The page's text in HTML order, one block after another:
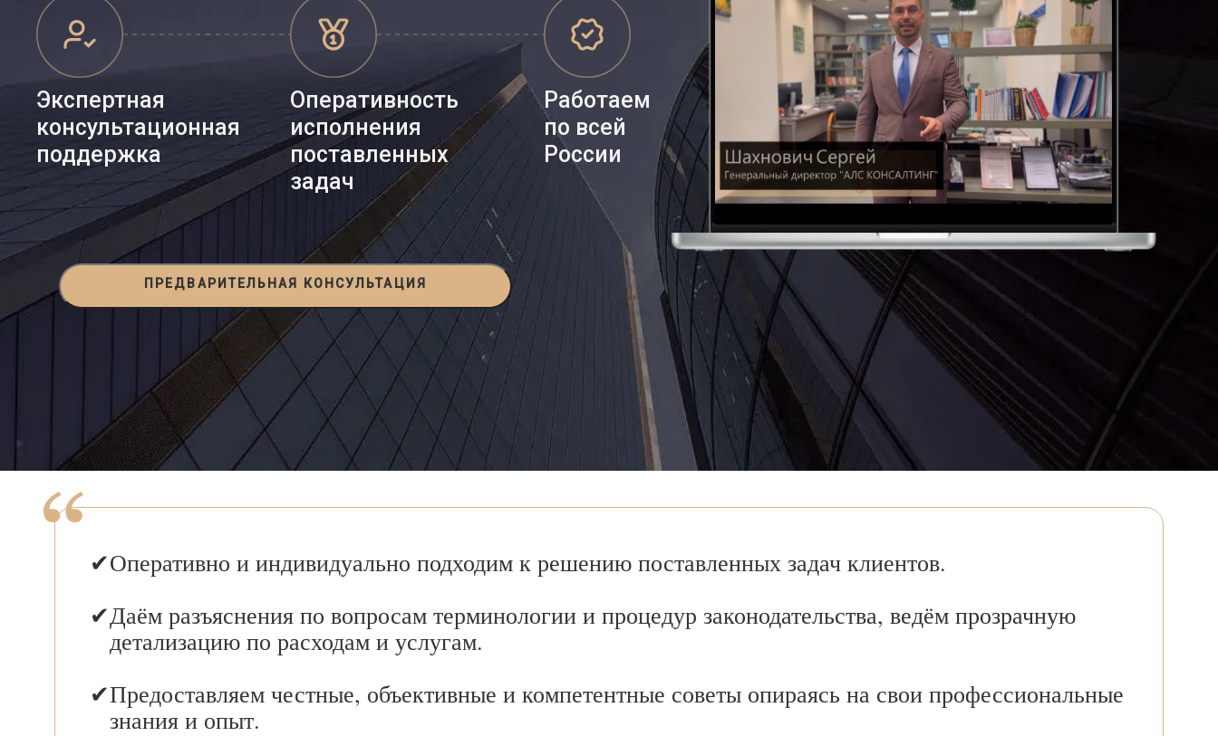
Экспертная
консультационная
поддержка
Оперативность
исполнения
поставленных
задач
Работаем
по всей
России
ПРЕДВАРИТЕЛЬНАЯ КОНСУЛЬТАЦИЯ
Оперативно и индивидуально подходим к решению поставленных задач клиентов.
Даём разъяснения по вопросам терминологии и процедур законодательства, ведём прозрачную
детализацию по расходам и услугам.
Предоставляем честные, объективные и компетентные советы опираясь на свои профессиональные
знания и опыт.